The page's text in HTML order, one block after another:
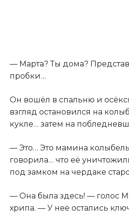
— Марта? Ты дома?
пробки…
Он вошёл в спальню и
взгляд остановился на
кукле… затем на
— Это… Это мамина
говорила… что её
под замком на чердаке
— Она была здесь! — голос
хрипа. — У неё остались